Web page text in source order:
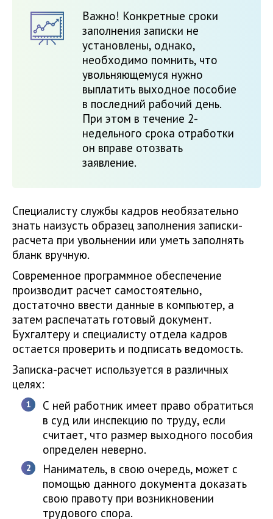
Важно! Конкретные сроки
заполнения записки не
установлены, однако,
необходимо помнить, что
увольняющемуся нужно
выплатить выходное пособие
в последний рабочий день.
При этом в течение 2-
недельного срока отработки
он вправе отозвать
заявление.
Специалисту службы кадров необязательно
знать наизусть образец заполнения записки-
расчета при увольнении или уметь заполнять
бланк вручную.
Современное программное обеспечение
производит расчет самостоятельно,
достаточно ввести данные в компьютер, а
затем распечатать готовый документ.
Бухгалтеру и специалисту отдела кадров
остается проверить и подписать ведомость.
Записка-расчет используется в различных
целях:
С ней работник имеет право обратиться
в суд или инспекцию по труду, если
считает, что размер выходного пособия
определен неверно.
Наниматель, в свою очередь, может с
помощью данного документа доказать
свою правоту при возникновении
трудового спора.